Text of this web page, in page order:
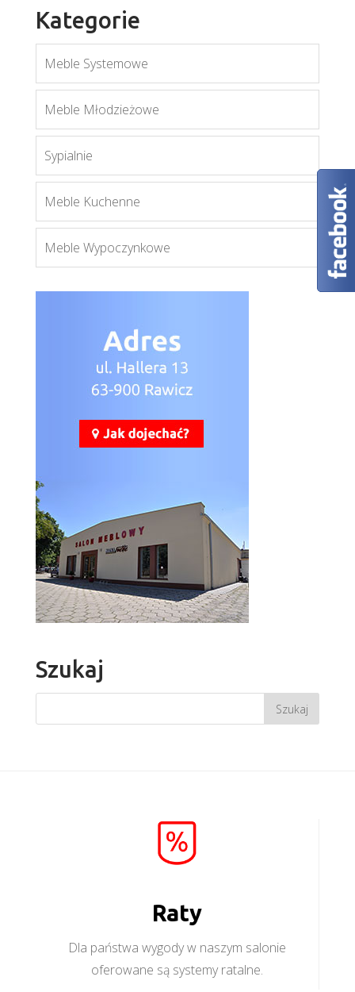
`Orion OW2
Więcej
Kategorie
Meble Systemowe
Meble Młodzieżowe
Sypialnie
Meble Kuchenne
Meble Wypoczynkowe
Szukaj
Raty
Dla państwa wygody w naszym salonie
oferowane są systemy ratalne.